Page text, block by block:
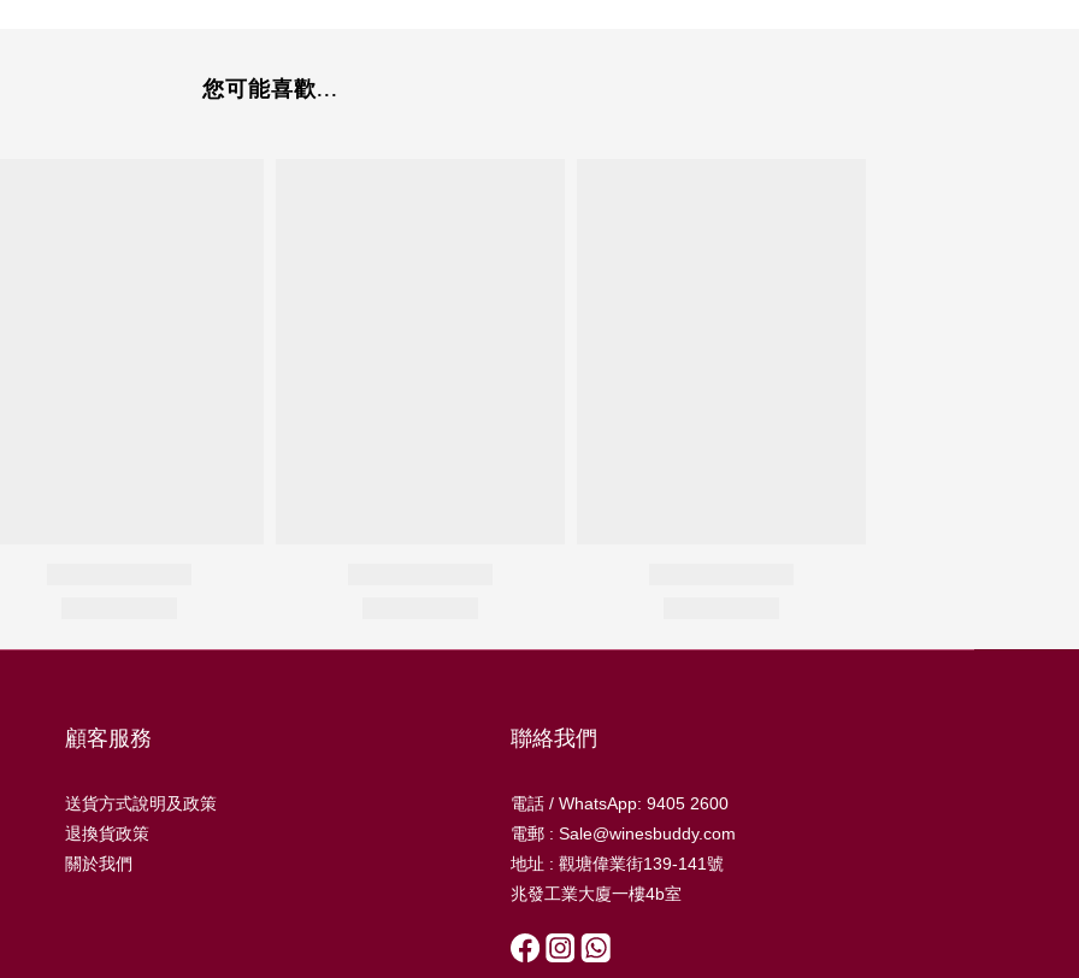
您可能喜歡...
顧客服務
送貨方式說明及政策
退換貨政策
關於我們
聯絡我們
電話 / WhatsApp: 9405 2600
電郵 : Sale@winesbuddy.com
地址 : 觀塘偉業街139-141號
兆發工業大廈一樓4b室